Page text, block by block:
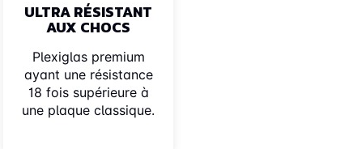
ULTRA RÉSISTANT
AUX CHOCS
Plexiglas premium
ayant une résistance
18 fois supérieure à
une plaque classique.